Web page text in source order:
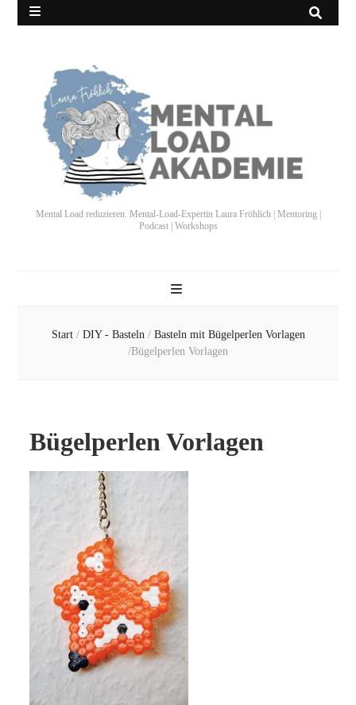
Mental Load reduzieren. Mental-Load-Expertin Laura Fröhlich | Mentoring |
Podcast | Workshops
Start / DIY - Basteln / Basteln mit Bügelperlen Vorlagen
/Bügelperlen Vorlagen
Bügelperlen Vorlagen